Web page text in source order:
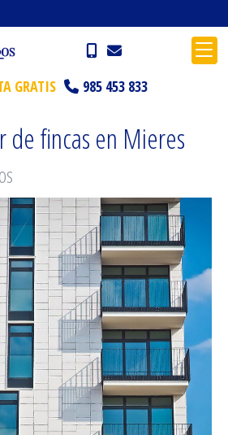
GRATIS 985 453 833
de fincas en Mieres